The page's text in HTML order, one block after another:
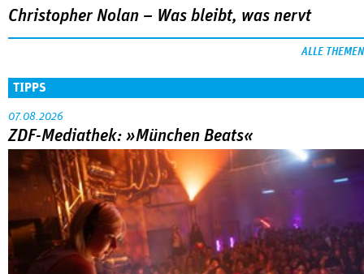
Christopher Nolan – Was bleibt, was nervt
ALLE THEMEN
TIPPS
07.08.2026
ZDF-Mediathek: »München Beats«